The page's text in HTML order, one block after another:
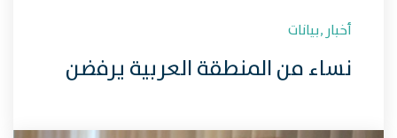
أخبار ,بيانات
نساء من المنطقة العربية يرفضن